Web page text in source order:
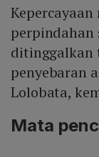
perpindahan
ditinggalkan
penyebaran
Lolobata,
Mata